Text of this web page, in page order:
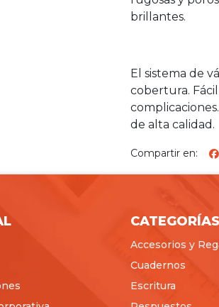
brillantes.
El sistema de
cobertura.
de alta calidad.
Compartir en:
CATEGORÍAS
Accesorios y
Cuadernos
Escritura